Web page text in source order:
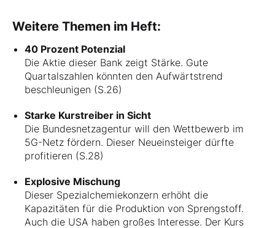
Weitere Themen im Heft:
40 Prozent Potenzial
Die Aktie dieser Bank zeigt Stärke. Gute
Quartalszahlen könnten den Aufwärtstrend
beschleunigen (S.26)
Starke Kurstreiber in Sicht
Die Bundesnetzagentur will den Wettbewerb im
5G-Netz fördern. Dieser Neueinsteiger dürfte
profitieren (S.28)
Explosive Mischung
Dieser Spezialchemiekonzern erhöht die
Kapazitäten für die Produktion von Sprengstoff.
Auch die USA haben großes Interesse. Der Kurs